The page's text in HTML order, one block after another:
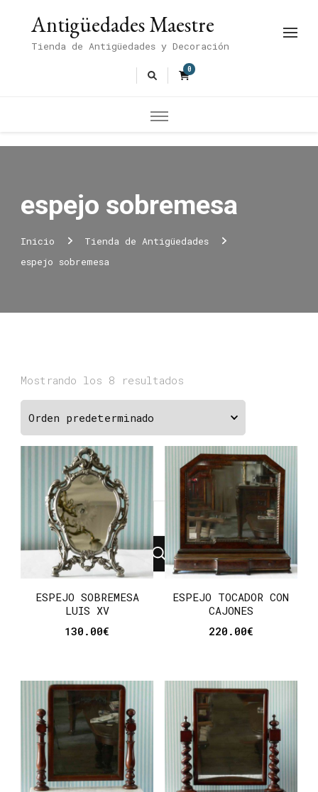
Antigüedades Maestre
Tienda de Antigüedades y Decoración
0
espejo sobremesa
Inicio
Tienda de Antigüedades
espejo sobremesa
Mostrando los 8 resultados
ESPEJO SOBREMESA
LUIS XV
130.00€
ESPEJO TOCADOR CON
CAJONES
220.00€
¿Buscas
algo?